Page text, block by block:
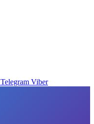
Telegram Viber